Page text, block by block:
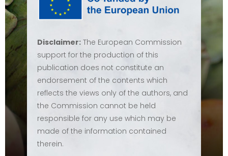
Disclaimer:The European Commission
support for the production of this
publication does not constitute an
endorsement of the contents which
reflects the views only of the authors, and
the Commission cannot be held
responsible for any use which may be
made of the information contained
therein.